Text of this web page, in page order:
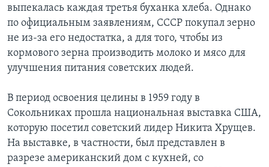
выпекалась каждая третья буханка хлеба. Однако
по официальным заявлениям, СССР покупал зерно
не из-за его недостатка, а для того, чтобы из
кормового зерна производить молоко и мясo для
улучшения питания советских людей.
В период освоения целины в 1959 году в
Сокольниках прошла национальная выставка США,
которую посетил советский лидер Никита Хрущев.
На выставке, в частности, был представлен в
разрезе американский дом с кухней, со